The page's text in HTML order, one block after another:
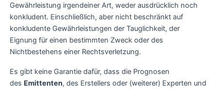
Gewährleistung irgendeiner Art, weder ausdrücklich noch
konkludent. Einschließlich, aber nicht beschränkt auf
konkludente Gewährleistungen der Tauglichkeit, der
Eignung für einen bestimmten Zweck oder des
Nichtbestehens einer Rechtsverletzung.
Es gibt keine Garantie dafür, dass die Prognosen
des Emittenten, des Erstellers oder (weiterer) Experten und